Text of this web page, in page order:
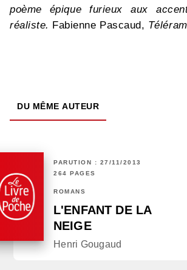
poème épique furieux aux
réaliste. Fabienne Pascaud,
DU MÊME AUTEUR
PARUTION : 27/11/2013
264 PAGES
ROMANS
L'ENFANT DE LA
NEIGE
Henri Gougaud